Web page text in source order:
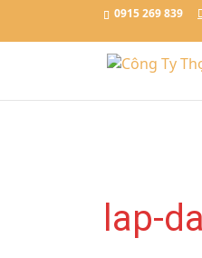
Chat với Thợ
0915 269 839
lap-